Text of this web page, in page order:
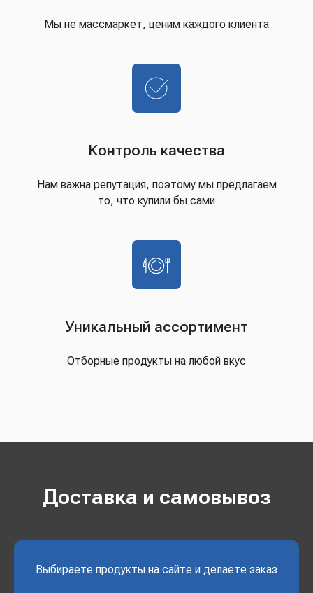
Мы не массмаркет, ценим каждого клиента
Контроль качества
Нам важна репутация, поэтому мы предлагаем
то, что купили бы сами
Уникальный ассортимент
Отборные продукты на любой вкус
Доставка и самовывоз
Выбираете продукты на сайте и делаете заказ